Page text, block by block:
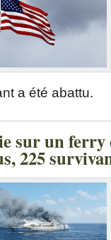
a été abattu.
sur un ferry
225